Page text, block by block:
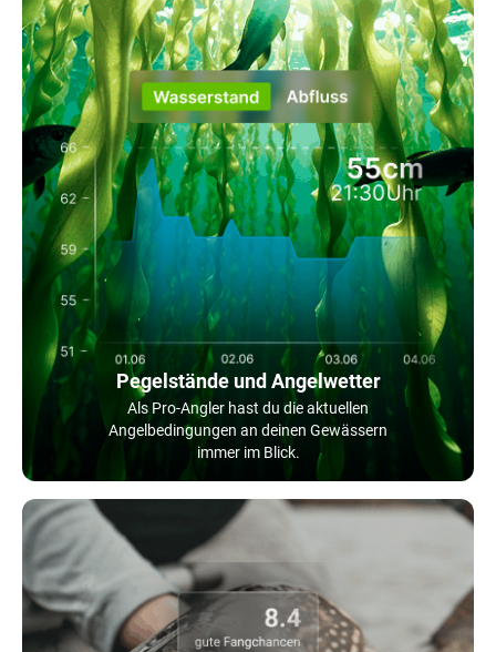
Pegelstände und Angelwetter
Als Pro-Angler hast du die aktuellen
Angelbedingungen an deinen Gewässern
immer im Blick.